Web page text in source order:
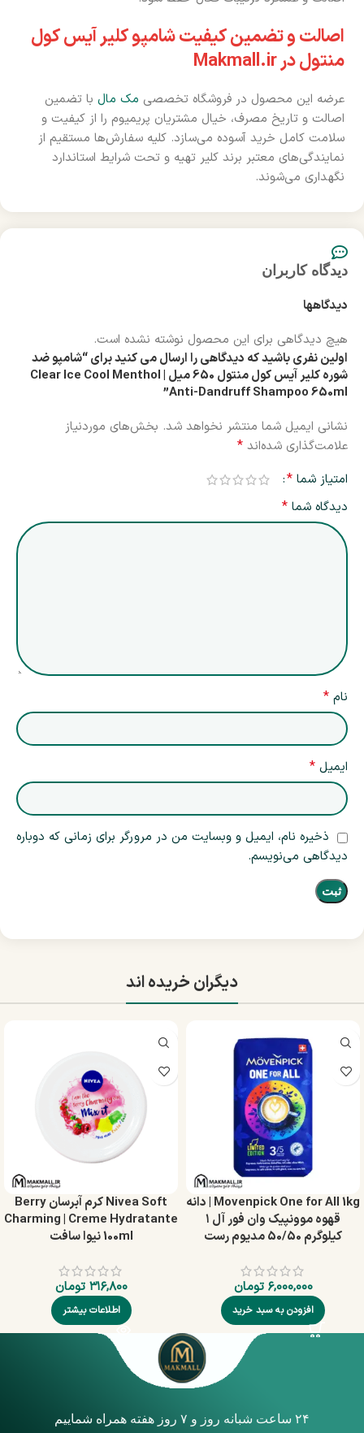
اصالت و تضمین کیفیت شامپو کلیر آیس کول
منتول در Makmall.ir
عرضه این محصول در فروشگاه تخصصی مک مال با تضمین
اصالت و تاریخ مصرف، خیال مشتریان پریمیوم را از کیفیت و
سلامت کامل خرید آسوده می‌سازد. کلیه سفارش‌ها مستقیم از
نمایندگی‌های معتبر برند کلیر تهیه و تحت شرایط استاندارد
نگهداری می‌شوند.
دیدگاه کاربران
دیدگاهها
هیچ دیدگاهی برای این محصول نوشته نشده است.
اولین نفری باشید که دیدگاهی را ارسال می کنید برای “شامپو ضد
شوره کلیر آیس کول منتول 650 میل | Clear Ice Cool Menthol
Anti-Dandruff Shampoo 650ml”
نشانی ایمیل شما منتشر نخواهد شد. بخش‌های موردنیاز
علامت‌گذاری شده‌اند *
امتیاز شما *
دیدگاه شما *
نام *
ایمیل *
ذخیره نام، ایمیل و وبسایت من در مرورگر برای زمانی که دوباره
دیدگاهی می‌نویسم.
دیگران خریده اند
Movenpick One for All 1kg | دانه
قهوه موونپیک وان فور آل ۱
کیلوگرم 50/50 مدیوم رست
۶,۰۰۰,۰۰۰ تومان
افزودن به سبد خرید
Nivea Soft کرم آبرسان Berry
Charming | Creme Hydratante
100ml نیوا سافت
۳۱۶,۸۰۰ تومان
اطلاعات بیشتر
۲۴ ساعت شبانه روز و ۷ روز هفته همراه شماییم